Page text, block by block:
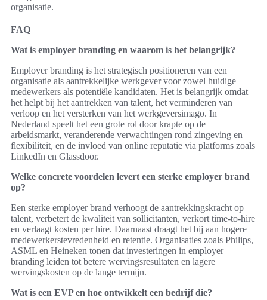
organisatie.
FAQ
Wat is employer branding en waarom is het belangrijk?
Employer branding is het strategisch positioneren van een
organisatie als aantrekkelijke werkgever voor zowel huidige
medewerkers als potentiële kandidaten. Het is belangrijk omdat
het helpt bij het aantrekken van talent, het verminderen van
verloop en het versterken van het werkgeversimago. In
Nederland speelt het een grote rol door krapte op de
arbeidsmarkt, veranderende verwachtingen rond zingeving en
flexibiliteit, en de invloed van online reputatie via platforms zoals
LinkedIn en Glassdoor.
Welke concrete voordelen levert een sterke employer brand
op?
Een sterke employer brand verhoogt de aantrekkingskracht op
talent, verbetert de kwaliteit van sollicitanten, verkort time-to-hire
en verlaagt kosten per hire. Daarnaast draagt het bij aan hogere
medewerkerstevredenheid en retentie. Organisaties zoals Philips,
ASML en Heineken tonen dat investeringen in employer
branding leiden tot betere wervingsresultaten en lagere
wervingskosten op de lange termijn.
Wat is een EVP en hoe ontwikkelt een bedrijf die?